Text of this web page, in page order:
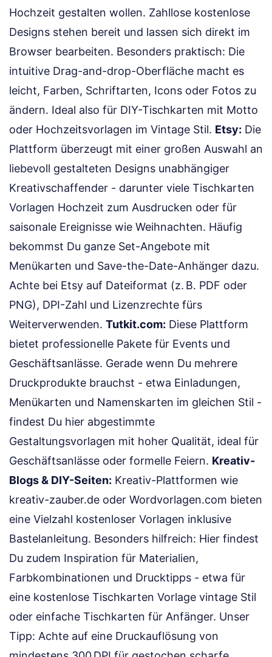
Hochzeit gestalten wollen. Zahllose kostenlose
Designs stehen bereit und lassen sich direkt im
Browser bearbeiten. Besonders praktisch: Die
intuitive Drag-and-drop-Oberfläche macht es
leicht, Farben, Schriftarten, Icons oder Fotos zu
ändern. Ideal also für DIY-Tischkarten mit Motto
oder Hochzeitsvorlagen im Vintage Stil. Etsy: Die
Plattform überzeugt mit einer großen Auswahl an
liebevoll gestalteten Designs unabhängiger
Kreativschaffender - darunter viele Tischkarten
Vorlagen Hochzeit zum Ausdrucken oder für
saisonale Ereignisse wie Weihnachten. Häufig
bekommst Du ganze Set-Angebote mit
Menükarten und Save-the-Date-Anhänger dazu.
Achte bei Etsy auf Dateiformat (z. B. PDF oder
PNG), DPI-Zahl und Lizenzrechte fürs
Weiterverwenden. Tutkit.com: Diese Plattform
bietet professionelle Pakete für Events und
Geschäftsanlässe. Gerade wenn Du mehrere
Druckprodukte brauchst - etwa Einladungen,
Menükarten und Namenskarten im gleichen Stil -
findest Du hier abgestimmte
Gestaltungsvorlagen mit hoher Qualität, ideal für
Geschäftsanlässe oder formelle Feiern. Kreativ-
Blogs & DIY-Seiten: Kreativ-Plattformen wie
kreativ-zauber.de oder Wordvorlagen.com bieten
eine Vielzahl kostenloser Vorlagen inklusive
Bastelanleitung. Besonders hilfreich: Hier findest
Du zudem Inspiration für Materialien,
Farbkombinationen und Drucktipps - etwa für
eine kostenlose Tischkarten Vorlage vintage Stil
oder einfache Tischkarten für Anfänger. Unser
Tipp: Achte auf eine Druckauflösung von